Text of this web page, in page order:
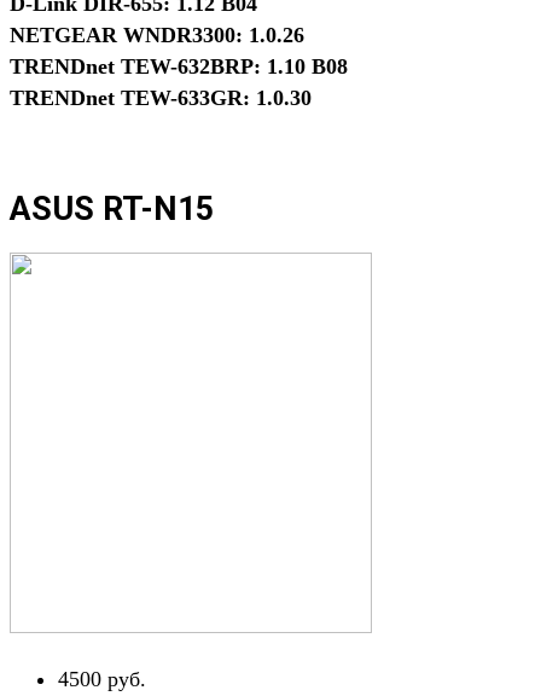
NETGEAR WNDR3300: 1.0.26
TRENDnet TEW-632BRP: 1.10 B08
TRENDnet TEW-633GR: 1.0.30
ASUS RT-N15
4500 руб.